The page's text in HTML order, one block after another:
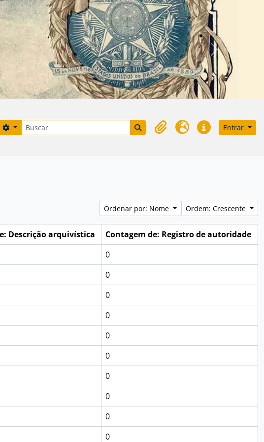
Próximo
Opções de busca Busque na página de navegação
Área de Transferência
Idioma Atalhos Entrar
Ordenar por: Nome Ordem: Crescente
Descrição arquivística
Contagem de: Registro de autoridade
0
0
0
0
0
0
0
0
0
0